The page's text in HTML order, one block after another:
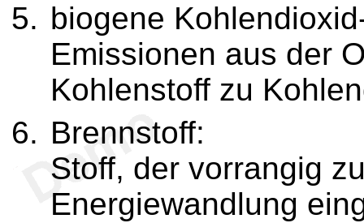
biogene
Emissionen aus der
Kohlenstoff zu
Brennstoff:
Stoff, der vorrangig
Energiewandlung